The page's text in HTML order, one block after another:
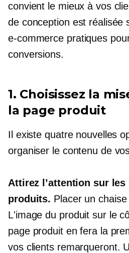
convient le mieux à vos
de conception est réalisée
e-commerce pratiques
conversions.
1. Choisissez la
la page produit
Il existe quatre nouvelles
organiser le contenu de
Attirez l’attention sur
produits. Placer un
L'image du produit sur le
page produit en fera la
vos clients remarqueront.